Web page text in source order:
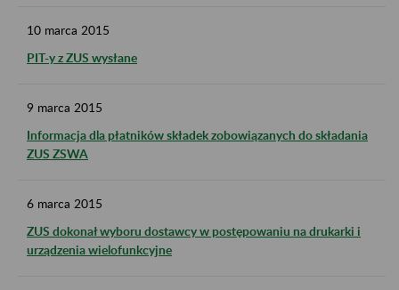
10 marca 2015
PIT-y z ZUS wysłane
9 marca 2015
Informacja dla płatników składek zobowiązanych do składania
ZUS ZSWA
6 marca 2015
ZUS dokonał wyboru dostawcy w postępowaniu na drukarki i
urządzenia wielofunkcyjne